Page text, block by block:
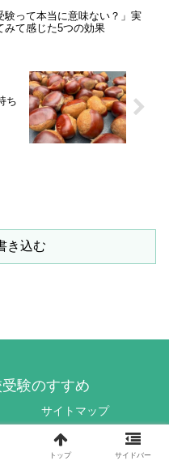
験って本当に意味ない？」実
みて感じた5つの効果
ち
き込む
験のすすめ
サイトマップ
校受験のすすめ.
トップ サイドバー